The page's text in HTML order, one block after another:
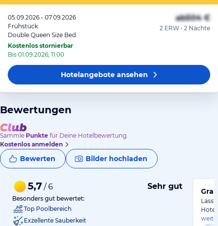
05.09.2026 - 07.09.2026
Frühstück
Double Queen Size Bed
Kostenlos stornierbar
Bis 01.09.2026, 11:00
ab504 €
2 ERW • 2 Nächte
Hotelangeboteansehen
Bewertungen
Sammle Punkte für Deine Hotelbewertung.
Kostenlos anmelden
Bewerten Bilder hochladen
5,7 / 6 Sehr gut
Besonders gut bewertet:
Top Poolbereich
Exzellente Sauberkeit